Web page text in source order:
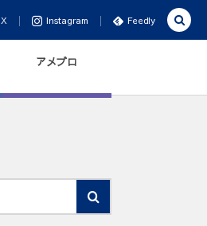
X Instagram Feedly
アメブロ